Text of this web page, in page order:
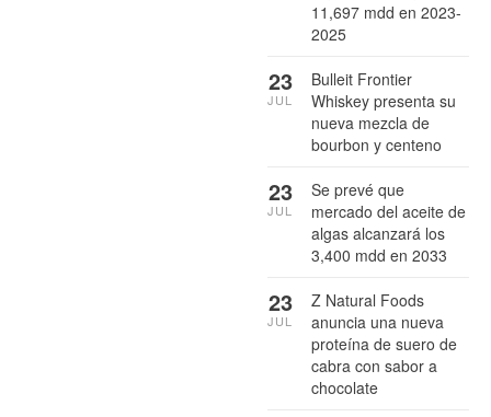
11,697 mdd en 2023-
2025
Bulleit Frontier
Whiskey presenta su
nueva mezcla de
bourbon y centeno
23
JUL
Se prevé que
mercado del aceite de
algas alcanzará los
3,400 mdd en 2033
23
JUL
Z Natural Foods
anuncia una nueva
proteína de suero de
cabra con sabor a
chocolate
23
JUL